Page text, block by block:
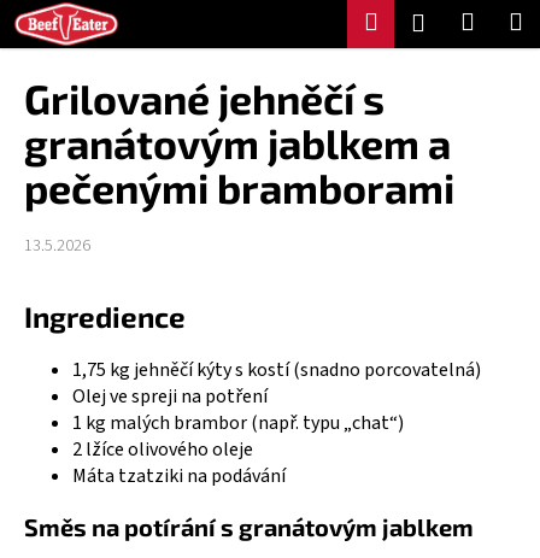
Přejít
na
Hledat Přihlášení
Grilované jehněčí s
granátovým jablkem a
pečenými bramborami
13.5.2026
Ingredience
1,75 kg jehněčí kýty s kostí (snadno porcovatelná)
Olej ve spreji na potření
1 kg malých brambor (např. typu „chat“)
2 lžíce olivového oleje
Máta tzatziki na podávání
Směs na potírání s granátovým jablkem
K
o
C
o
p
t
e
n